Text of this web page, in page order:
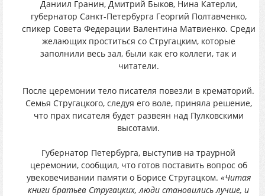
Даниил Гранин, Дмитрий Быков, Нина Катерли,
губернатор Санкт-Петербурга Георгий Полтавченко,
спикер Совета Федерации Валентина Матвиенко. Среди
желающих проститься со Стругацким, которые
заполнили весь зал, были как его коллеги, так и
читатели.
После церемонии тело писателя повезли в крематорий.
Семья Стругацкого, следуя его воле, приняла решение,
что прах писателя будет развеян над Пулковскими
высотами.
Губернатор Петербурга, выступив на траурной
церемонии, сообщил, что готов поставить вопрос об
увековечивании памяти о Борисе Стругацком. «Читая
книги братьев Стругацких, люди становились лучше, и